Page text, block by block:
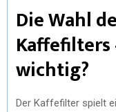
Die Wahl
Kaffefilters
wichtig?
Der Kaffefilter spielt